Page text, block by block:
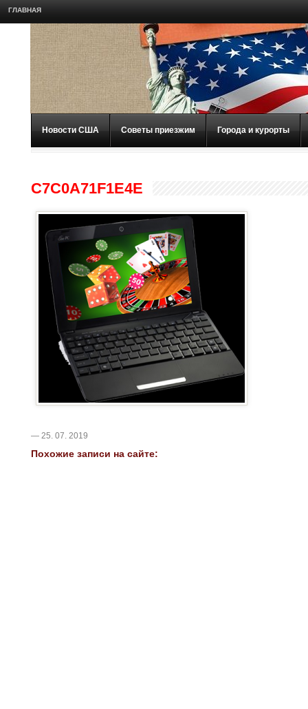
ГЛАВНАЯ
Новости США Советы приезжим Города и курорты
C7C0A71F1E4E
— 25. 07. 2019
Похожие записи на сайте: